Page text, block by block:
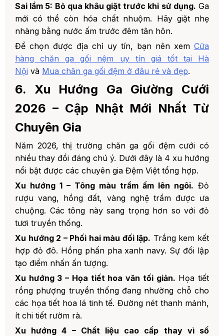
Sai lầm 5: Bỏ qua khâu giặt trước khi sử dụng. Ga
mới có thể còn hóa chất nhuộm. Hãy giặt nhẹ
nhàng bằng nước ấm trước đêm tân hôn.
Để chọn được địa chỉ uy tín, bạn nên xem Cửa
hàng chăn ga gối nệm uy tín giá tốt tại Hà
Nội và Mua chăn ga gối đệm ở đâu rẻ và đẹp.
6. Xu Hướng Ga Giường Cưới
2026 – Cập Nhật Mới Nhất Từ
Chuyên Gia
Năm 2026, thị trường chăn ga gối đệm cưới có
nhiều thay đổi đáng chú ý. Dưới đây là 4 xu hướng
nổi bật được các chuyên gia Đệm Việt tổng hợp.
Xu hướng 1 – Tông màu trầm ấm lên ngôi. Đỏ
rượu vang, hồng đất, vàng nghệ trầm được ưa
chuộng. Các tông này sang trọng hơn so với đỏ
tươi truyền thống.
Xu hướng 2 – Phối hai màu đối lập. Trắng kem kết
hợp đỏ đô. Hồng phấn pha xanh navy. Sự đối lập
tạo điểm nhấn ấn tượng.
Xu hướng 3 – Họa tiết hoa văn tối giản. Họa tiết
rồng phượng truyền thống đang nhường chỗ cho
các họa tiết hoa lá tinh tế. Đường nét thanh mảnh,
ít chi tiết rườm rà.
Xu hướng 4 – Chất liệu cao cấp thay vì số